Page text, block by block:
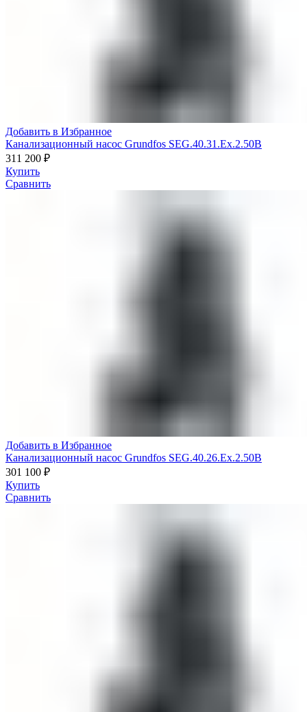
Добавить в Избранное
Канализационный насос Grundfos SEG.40.31.Ex.2.50B
311 200 ₽
Купить
Сравнить
Добавить в Избранное
Канализационный насос Grundfos SEG.40.26.Ex.2.50B
301 100 ₽
Купить
Сравнить